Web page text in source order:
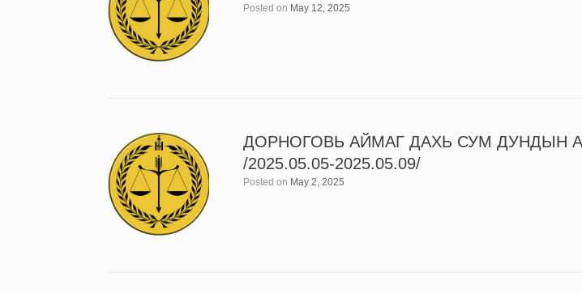
Posted on May 12, 2025
ДОРНОГОВЬ АЙМАГ ДАХЬ СУМ ДУНДЫН
/2025.05.05-2025.05.09/
Posted on May 2, 2025